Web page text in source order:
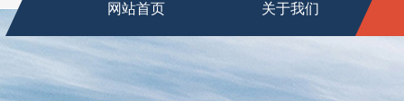
网站首页 关于我们